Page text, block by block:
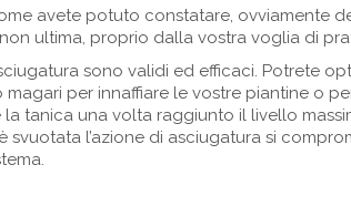
avete potuto constatare, ovviamente
ultima, proprio dalla vostra voglia di
sono validi ed efficaci. Potrete
per innaffiare le vostre piantine o
la tanica una volta raggiunto il livello
svuotata l’azione di asciugatura si